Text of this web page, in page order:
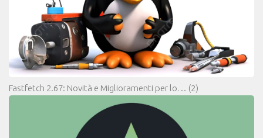
Fastfetch 2.67: Novità e Miglioramenti per lo… (2)